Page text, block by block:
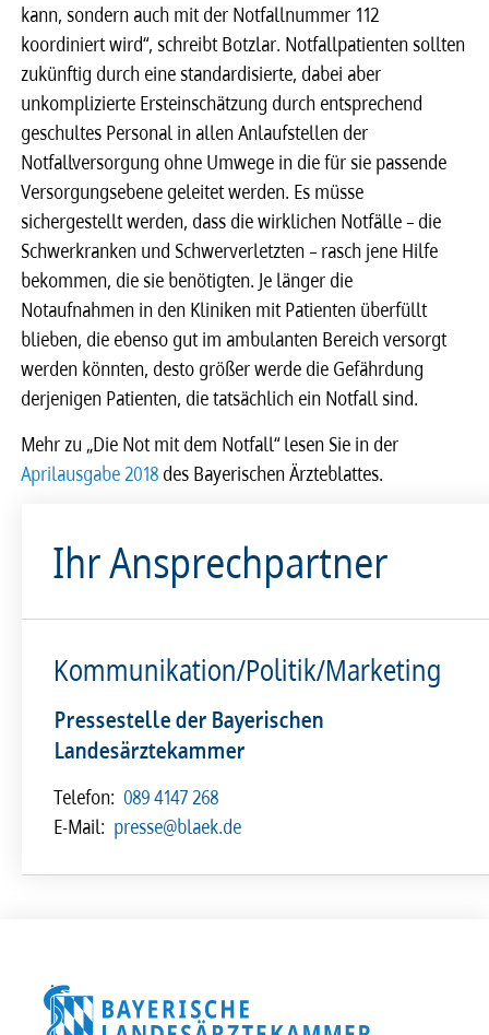
kann, sondern auch mit der Notfallnummer 112
koordiniert wird“, schreibt Botzlar. Notfallpatienten sollten
zukünftig durch eine standardisierte, dabei aber
unkomplizierte Ersteinschätzung durch entsprechend
geschultes Personal in allen Anlaufstellen der
Notfallversorgung ohne Umwege in die für sie passende
Versorgungsebene geleitet werden. Es müsse
sichergestellt werden, dass die wirklichen Notfälle – die
Schwerkranken und Schwerverletzten – rasch jene Hilfe
bekommen, die sie benötigten. Je länger die
Notaufnahmen in den Kliniken mit Patienten überfüllt
blieben, die ebenso gut im ambulanten Bereich versorgt
werden könnten, desto größer werde die Gefährdung
derjenigen Patienten, die tatsächlich ein Notfall sind.
Mehr zu „Die Not mit dem Notfall“ lesen Sie in der
Aprilausgabe 2018 des Bayerischen Ärzteblattes.
Ihr Ansprechpartner
Kommunikation/Politik/Marketing
Pressestelle der Bayerischen
Landesärztekammer
Telefon: 089 4147 268
E-Mail: presse@blaek.de